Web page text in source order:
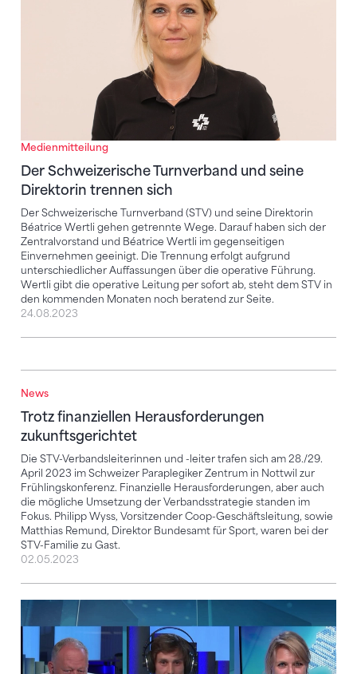
Medienmitteilung
Der Schweizerische Turnverband und seine
Direktorin trennen sich
Der Schweizerische Turnverband (STV) und seine Direktorin
Béatrice Wertli gehen getrennte Wege. Darauf haben sich der
Zentralvorstand und Béatrice Wertli im gegenseitigen
Einvernehmen geeinigt. Die Trennung erfolgt aufgrund
unterschiedlicher Auffassungen über die operative Führung.
Wertli gibt die operative Leitung per sofort ab, steht dem STV in
den kommenden Monaten noch beratend zur Seite.
24.08.2023
News
Trotz finanziellen Herausforderungen
zukunftsgerichtet
Die STV-Verbandsleiterinnen und -leiter trafen sich am 28./29.
April 2023 im Schweizer Paraplegiker Zentrum in Nottwil zur
Frühlingskonferenz. Finanzielle Herausforderungen, aber auch
die mögliche Umsetzung der Verbandsstrategie standen im
Fokus. Philipp Wyss, Vorsitzender Coop-Geschäftsleitung, sowie
Matthias Remund, Direktor Bundesamt für Sport, waren bei der
STV-Familie zu Gast.
Trotz finanziellen Herausforderungen
02.05.2023
Die Debatte in der RTS-Sendung «Forum»: